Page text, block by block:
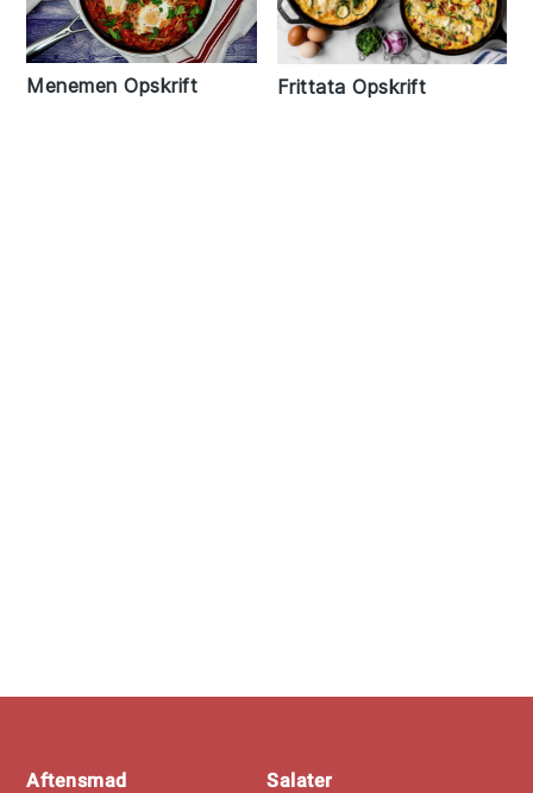
Menemen Opskrift Frittata Opskrift
Footer
Aftensmad
Salater